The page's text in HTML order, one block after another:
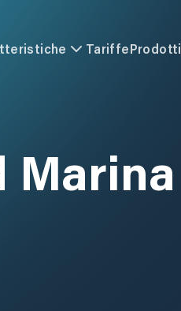
TariffeProdotti
Marina